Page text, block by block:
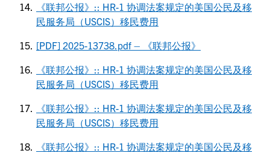
《联邦公报》:: HR-1 协调法案规定的美国公民及移
民服务局（USCIS）移民费用
[PDF] 2025-13738.pdf – 《联邦公报》
《联邦公报》:: HR-1 协调法案规定的美国公民及移
民服务局（USCIS）移民费用
《联邦公报》:: HR-1 协调法案规定的美国公民及移
民服务局（USCIS）移民费用
《联邦公报》:: HR-1 协调法案规定的美国公民及移